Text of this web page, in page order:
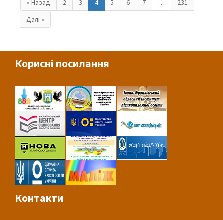
« Назад 2 3 4 5 6 7 …
231
Далі »
Корисні посилання
Контакти